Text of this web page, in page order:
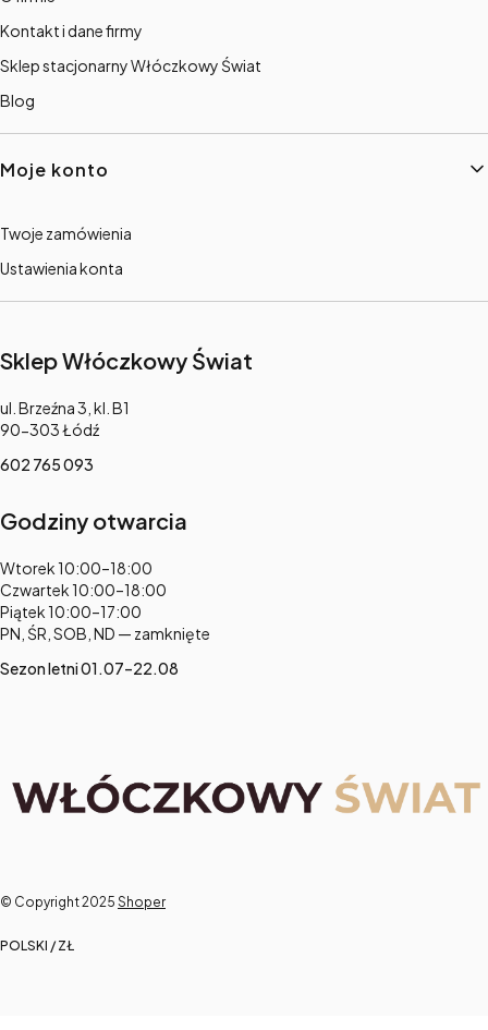
Kontakt i dane firmy
Sklep stacjonarny Włóczkowy Świat
Blog
Moje konto
Twoje zamówienia
Ustawienia konta
Sklep Włóczkowy Świat
Adres:
ul. Brzeźna 3, kl. B1
90-303 Łódź
602 765 093
Godziny otwarcia
Adres:
Wtorek 10:00–18:00
Czwartek 10:00–18:00
Piątek 10:00–17:00
PN, ŚR, SOB, ND — zamknięte
Sezon letni 01.07–22.08
© Copyright 2025 Shoper
POLSKI / ZŁ